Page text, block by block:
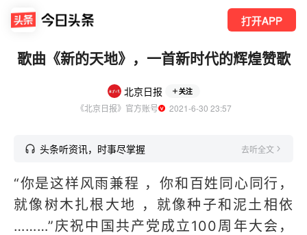
打开APP
歌曲《新的天地》，一首新时代的辉煌赞歌
北京日报 关注
《北京日报》官方账号
  2021-6-30 23:57
头条听资讯，时事尽掌握 去听全文
“你是这样风雨兼程 ，你和百姓同心同行，
就像树木扎根大地 ，就像种子和泥土相依
………”庆祝中国共产党成立100周年大会，